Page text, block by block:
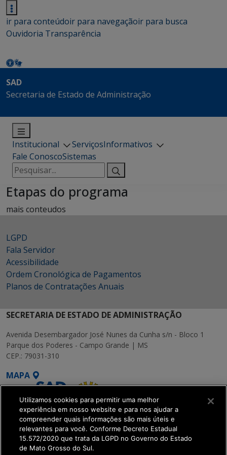
ir para conteúdoir para navegaçãoir para busca
Ouvidoria Transparência
SAD
Secretaria de Estado de Administração
Institucional ServiçosInformativos
Fale ConoscoSistemas
Pesquisar
por:
Etapas do programa
mais conteudos
LGPD
Fala Servidor
Acessibilidade
Ordem Cronológica de Pagamentos
Planos de Contratações Anuais
SECRETARIA DE ESTADO DE ADMINISTRAÇÃO
Avenida Desembargador José Nunes da Cunha s/n - Bloco 1
Parque dos Poderes - Campo Grande | MS
CEP.: 79031-310
MAPA
SETDIG | Secretaria-
Utilizamos cookies para permitir uma melhor
experiência em nosso website e para nos ajudar a
compreender quais informações são mais úteis e
relevantes para você. Conforme Decreto Estadual
15.572/2020 que trata da LGPD no Governo do Estado
de Mato Grosso do Sul.